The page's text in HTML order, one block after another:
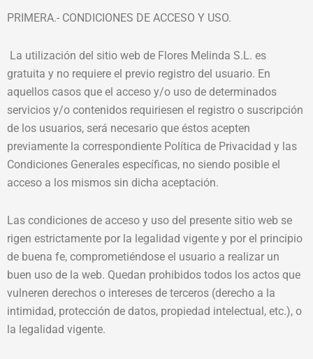
PRIMERA.- CONDICIONES DE ACCESO Y USO.
La utilización del sitio web de Flores Melinda S.L. es
gratuita y no requiere el previo registro del usuario. En
aquellos casos que el acceso y/o uso de determinados
servicios y/o contenidos requiriesen el registro o suscripción
de los usuarios, será necesario que éstos acepten
previamente la correspondiente Política de Privacidad y las
Condiciones Generales específicas, no siendo posible el
acceso a los mismos sin dicha aceptación.
Las condiciones de acceso y uso del presente sitio web se
rigen estrictamente por la legalidad vigente y por el principio
de buena fe, comprometiéndose el usuario a realizar un
buen uso de la web. Quedan prohibidos todos los actos que
vulneren derechos o intereses de terceros (derecho a la
intimidad, protección de datos, propiedad intelectual, etc.), o
la legalidad vigente.